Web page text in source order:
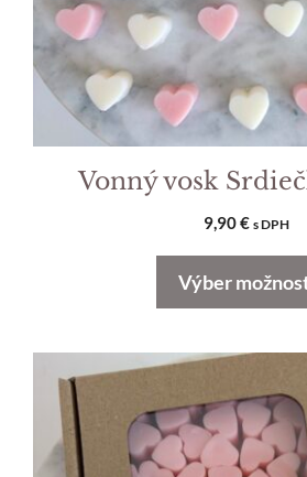
Vonný vosk
9,90€ s DPH
Výber
na
stránke
produktu.
produkt
viacero